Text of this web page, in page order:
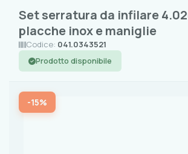
Set serratura da infilare
placche inox e maniglie
Codice: 041.0343521
Prodotto disponibile
-15%